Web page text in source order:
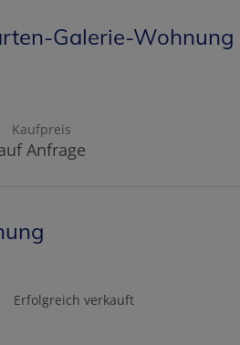
Galerie-Wohnung
Kaufpreis
Anfrage
Erfolgreich verkauft